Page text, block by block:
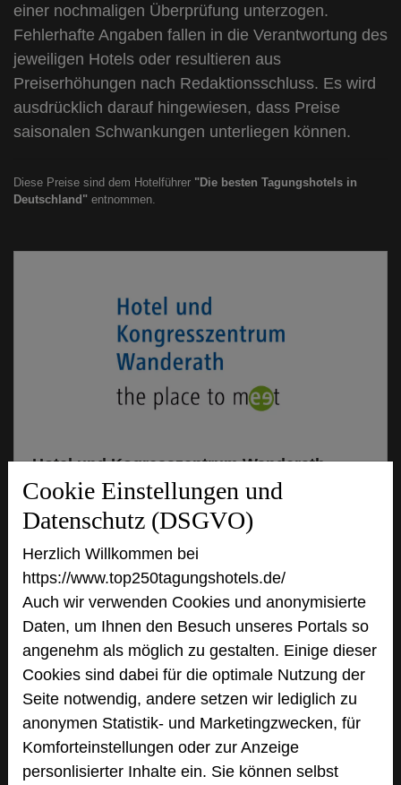
Cookie Einstellungen und
Datenschutz (DSGVO)
Herzlich Willkommen bei
https://www.top250tagungshotels.de/
Auch wir verwenden Cookies und anonymisierte
Daten, um Ihnen den Besuch unseres Portals so
angenehm als möglich zu gestalten. Einige dieser
Cookies sind dabei für die optimale Nutzung der
Seite notwendig, andere setzen wir lediglich zu
anonymen Statistik- und Marketingzwecken, für
Komforteinstellungen oder zur Anzeige
personlisierter Inhalte ein. Sie können selbst
einer nochmaligen Überprüfung unterzogen.
Fehlerhafte Angaben fallen in die Verantwortung des
jeweiligen Hotels oder resultieren aus
Preiserhöhungen nach Redaktionsschluss. Es wird
ausdrücklich darauf hingewiesen, dass Preise
saisonalen Schwankungen unterliegen können.
Diese Preise sind dem Hotelführer "Die besten Tagungshotels in
Deutschland" entnommen.
Hotel und Kogresszentrum Wanderath
Am Buchholz 34
56729 Baar
phone +49 2656 889-0
mail Email
language Homepage
zur Tagungsanfrage hinzufügen add_circle